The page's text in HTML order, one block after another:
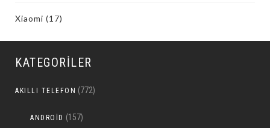
Xiaomi (17)
KATEGORILER
AKILLI TELEFON (772)
ANDROID (157)